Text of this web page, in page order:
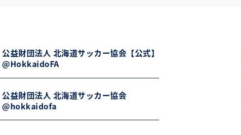
公益財団法人 北海道サッカー協会【公式】
@HokkaidoFA
公益財団法人 北海道サッカー協会
@hokkaidofa